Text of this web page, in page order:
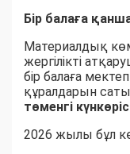
Бір балаға
Материалдық
жергілікті
бір балаға
құралдарын
төменгі
2026 жылы бұл